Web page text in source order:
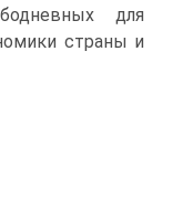
для
страны и